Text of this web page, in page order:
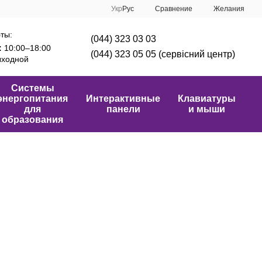
Укр Рус Сравнение Желания
10:00–18:00
(044) 323 03 03
(044) 323 05 05 (сервісний центр)
Системы
для
образования
Интерактивные
панели
Клавиатуры
и мыши